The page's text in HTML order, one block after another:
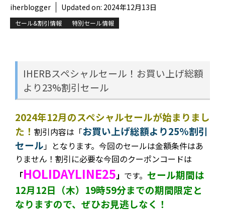
iherblogger Updated on: 2024年12月13日
セール&割引情報 特別セール情報
IHERBスペシャルセール！お買い上げ総額
より23%割引セール
2024年12月のスペシャルセールが始まりまし
た！ 割引内容は 「お買い上げ総額より25%割引
セール 」となります。今回のセールは金額条件はあ
りません！割引に必要な今回のクーポンコードは
「HOLIDAYLINE25 」 です。 セール期間は
12月12日（木）19時59分までの期間限定と
なりますので、ぜひお見逃しなく！